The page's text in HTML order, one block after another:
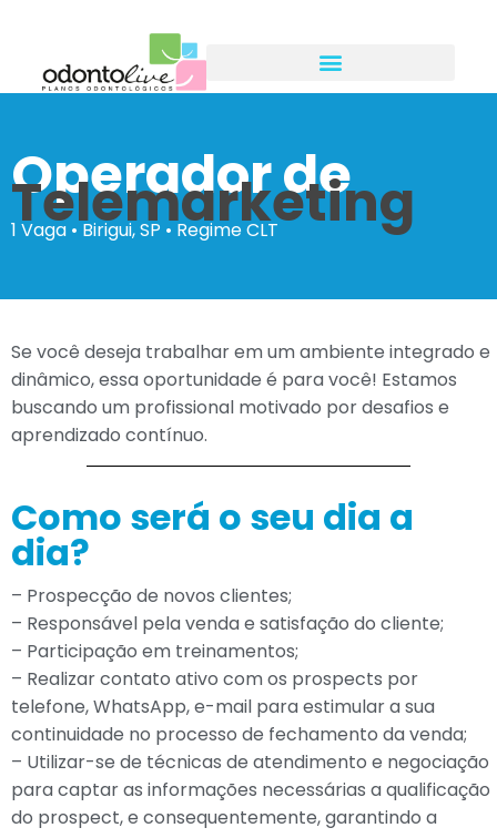
Operador de
Telemarketing
1 Vaga • Birigui, SP • Regime CLT
Se você deseja trabalhar em um ambiente integrado e
dinâmico, essa oportunidade é para você! Estamos
buscando um profissional motivado por desafios e
aprendizado contínuo.
Como será o seu dia a
dia?
– Prospecção de novos clientes;
– Responsável pela venda e satisfação do cliente;
– Participação em treinamentos;
– Realizar contato ativo com os prospects por
telefone, WhatsApp, e-mail para estimular a sua
continuidade no processo de fechamento da venda;
– Utilizar-se de técnicas de atendimento e negociação
para captar as informações necessárias a qualificação
do prospect, e consequentemente, garantindo a